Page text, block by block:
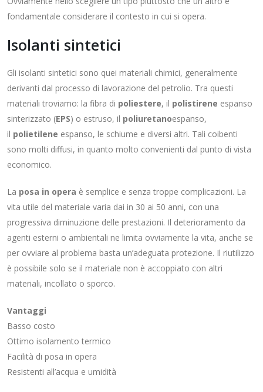
fondamentale considerare il contesto in cui si opera.
Isolanti sintetici
Gli isolanti sintetici sono quei materiali chimici, generalmente
derivanti dal processo di lavorazione del petrolio. Tra questi
materiali troviamo: la fibra di poliestere, il polistirene espanso
sinterizzato (EPS) o estruso, il poliuretanoespanso,
il polietilene espanso, le schiume e diversi altri. Tali coibenti
sono molti diffusi, in quanto molto convenienti dal punto di vista
economico.
La posa in opera è semplice e senza troppe complicazioni. La
vita utile del materiale varia dai in 30 ai 50 anni, con una
progressiva diminuzione delle prestazioni. Il deterioramento da
agenti esterni o ambientali ne limita ovviamente la vita, anche se
per ovviare al problema basta un’adeguata protezione. Il riutilizzo
è possibile solo se il materiale non è accoppiato con altri
materiali, incollato o sporco.
Vantaggi
Basso costo
Ottimo isolamento termico
Facilità di posa in opera
Resistenti all’acqua e umidità